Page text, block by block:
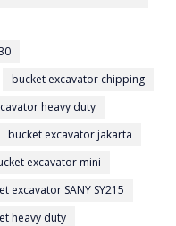
bucket excavator chipping
heavy duty
bucket excavator jakarta
excavator mini
excavator SANY SY215
heavy duty